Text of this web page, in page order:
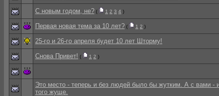
С новым годом, не? ( 1 2 3 4 )
Первая новая тема за 10 лет? ( 1 2 )
25-го и 26-го апреля будет 10 лет Шторму!
Снова Привет! ( 1 2 )
Это место - теперь и без людей было бы жутким. А с вами -
того жуще.